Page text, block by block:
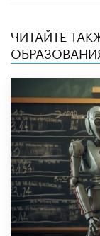
ЧИТАЙТЕ